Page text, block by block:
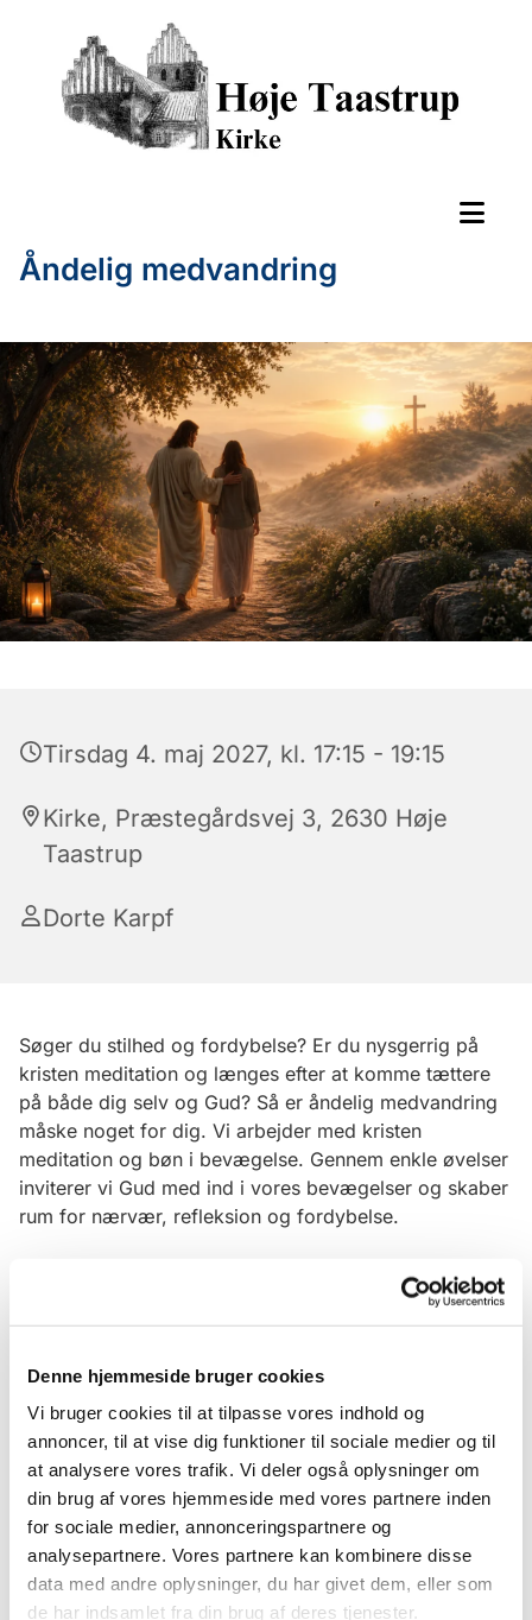
Denne hjemmeside bruger cookies
Vi bruger cookies til at tilpasse vores indhold og
annoncer, til at vise dig funktioner til sociale medier og til
at analysere vores trafik. Vi deler også oplysninger om
din brug af vores hjemmeside med vores partnere inden
for sociale medier, annonceringspartnere og
analysepartnere. Vores partnere kan kombinere disse
data med andre oplysninger, du har givet dem, eller som
de har indsamlet fra din brug af deres tjenester.
Åndelig medvandring
Tirsdag 4. maj 2027, kl. 17:15 - 19:15
Kirke, Præstegårdsvej 3, 2630 Høje
Taastrup
Dorte Karpf
Søger du stilhed og fordybelse? Er du nysgerrig på
kristen meditation og længes efter at komme tættere
på både dig selv og Gud? Så er åndelig medvandring
måske noget for dig. Vi arbejder med kristen
meditation og bøn i bevægelse. Gennem enkle øvelser
inviterer vi Gud med ind i vores bevægelser og skaber
rum for nærvær, refleksion og fordybelse.